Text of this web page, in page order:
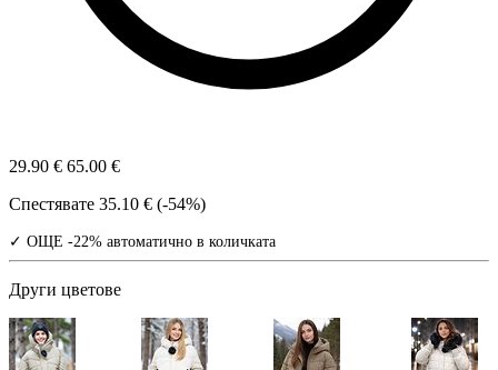
29.90 € 65.00 €
Спестявате 35.10 € (-54%)
✓ ОЩЕ -22% автоматично в количката
Други цветове